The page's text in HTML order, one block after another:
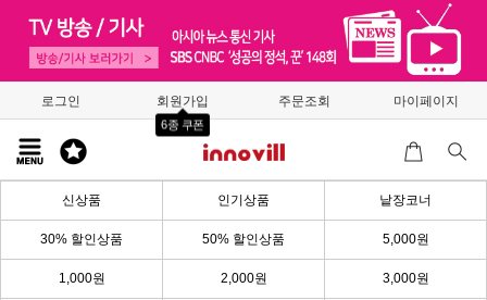
로그인 회원가입
6종 쿠폰
주문조회 마이페이지
신상품 인기상품 낱장코너
30% 할인상품 50% 할인상품 5,000원
1,000원 2,000원 3,000원